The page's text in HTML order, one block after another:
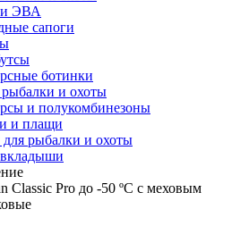
ЭВА
сапоги
ботинки
и охоты
и полукомбинезоны
и плащи
для рыбалки и охоты